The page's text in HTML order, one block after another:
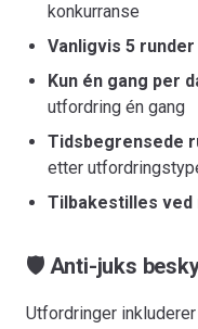
konkurranse
Vanligvis 5 runder
Kun én gang per
utfordring én gang
Tidsbegrensede
etter
Tilbakestilles ved
🛡️ Anti-juks
Utfordringer